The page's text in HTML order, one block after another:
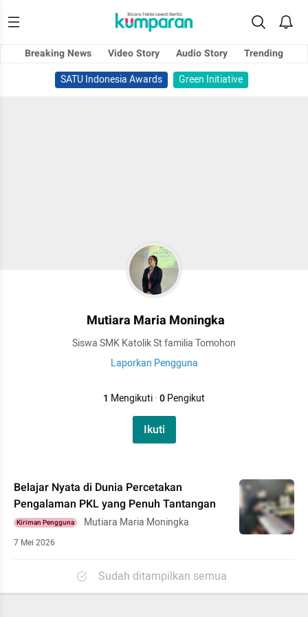
Breaking News Video Story Audio Story
Trending
SATU Indonesia Awards
Green Initiative
Mutiara Maria Moningka
Siswa SMK Katolik St familia Tomohon
Laporkan Pengguna
1 Mengikuti·0Pengikut
Ikuti
Belajar Nyata di Dunia Percetakan
Pengalaman PKL yang Penuh Tantangan
Kiriman Pengguna Mutiara Maria Moningka
7 Mei 2026
Sudah ditampilkan semua